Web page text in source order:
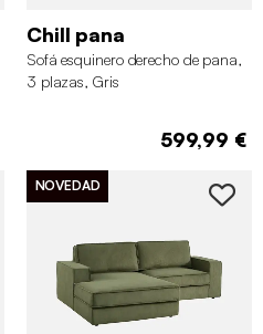
Chill pana
Sofá esquinero derecho de pana,
3 plazas, Gris
599,99 €
NOVEDAD